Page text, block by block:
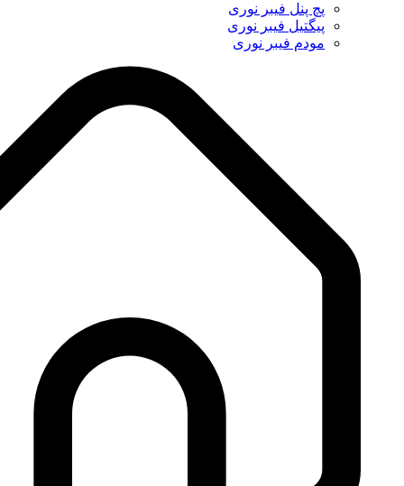
پچ پنل فیبر نوری
پیگتیل فیبر نوری
مودم فیبر نوری